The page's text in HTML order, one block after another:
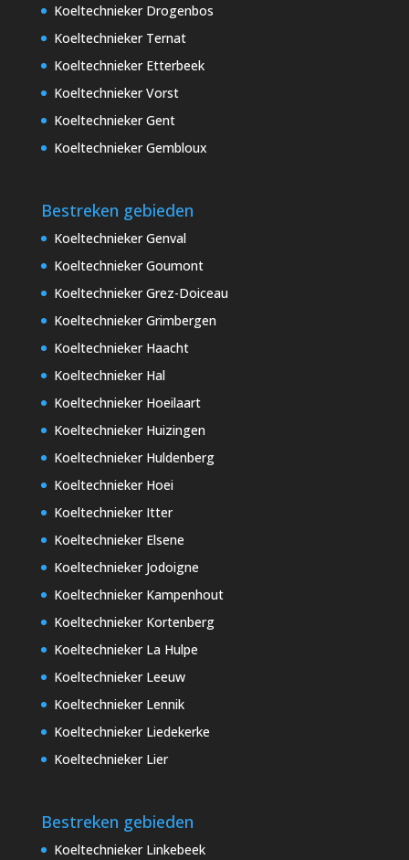
Koeltechnieker Drogenbos
Koeltechnieker Ternat
Koeltechnieker Etterbeek
Koeltechnieker Vorst
Koeltechnieker Gent
Koeltechnieker Gembloux
Bestreken gebieden
Koeltechnieker Genval
Koeltechnieker Goumont
Koeltechnieker Grez-Doiceau
Koeltechnieker Grimbergen
Koeltechnieker Haacht
Koeltechnieker Hal
Koeltechnieker Hoeilaart
Koeltechnieker Huizingen
Koeltechnieker Huldenberg
Koeltechnieker Hoei
Koeltechnieker Itter
Koeltechnieker Elsene
Koeltechnieker Jodoigne
Koeltechnieker Kampenhout
Koeltechnieker Kortenberg
Koeltechnieker La Hulpe
Koeltechnieker Leeuw
Koeltechnieker Lennik
Koeltechnieker Liedekerke
Koeltechnieker Lier
Bestreken gebieden
Koeltechnieker Linkebeek